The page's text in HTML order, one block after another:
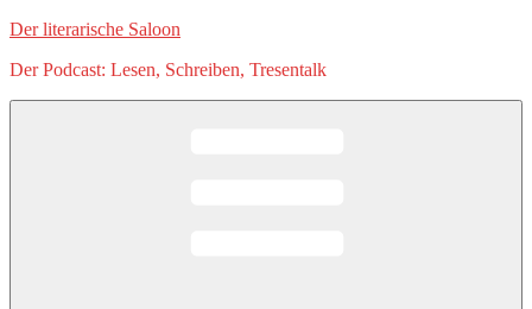
Zum
springen
Der literarische Saloon
Der Podcast: Lesen, Schreiben, Tresentalk